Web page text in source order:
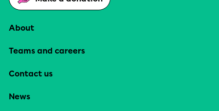
About
Teams and careers
Contact us
News